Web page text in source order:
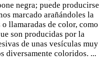
negra; puede producirse
marcado arañándoles la
llamaradas de color, como
son producidas por la
de unas vesículas muy
diversamente coloridos. ...